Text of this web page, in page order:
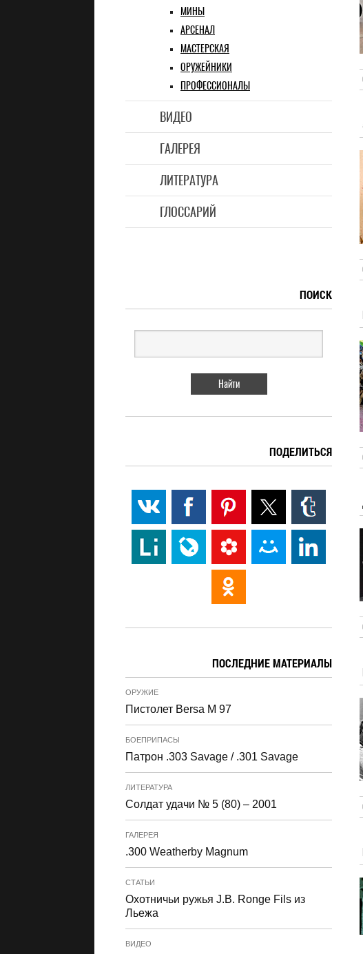
МИНЫ
АРСЕНАЛ
МАСТЕРСКАЯ
ОРУЖЕЙНИКИ
ПРОФЕССИОНАЛЫ
ВИДЕО
ГАЛЕРЕЯ
ЛИТЕРАТУРА
ГЛОССАРИЙ
ПОИСК
ПОДЕЛИТЬСЯ
ПОСЛЕДНИЕ МАТЕРИАЛЫ
ОРУЖИЕ
Пистолет Bersa M 97
БОЕПРИПАСЫ
Патрон .303 Savage / .301 Savage
ЛИТЕРАТУРА
Солдат удачи № 5 (80) – 2001
ГАЛЕРЕЯ
.300 Weatherby Magnum
СТАТЬИ
Охотничьи ружья J.B. Ronge Fils из
Льежа
ВИДЕО